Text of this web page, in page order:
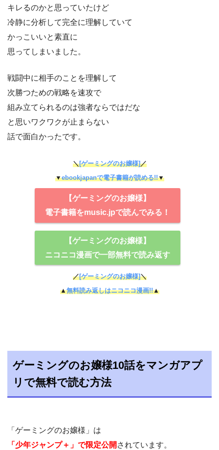
キレるのかと思っていたけど
冷静に分析して完全に理解していて
かっこいいと素直に
思ってしまいました。
戦闘中に相手のことを理解して
次勝つための戦略を速攻で
組み立てられるのは強者ならではだな
と思いワクワクが止まらない
話で面白かったです。
＼[ゲーミングのお嬢様]／
▼ebookjapanで電子書籍が読める!!▼
【ゲーミングのお嬢様】
電子書籍をmusic.jpで読んでみる！
【ゲーミングのお嬢様】
ニコニコ漫画で一部無料で読み返す
／[ゲーミングのお嬢様]＼
▲無料読み返しはニコニコ漫画!!▲
ゲーミングのお嬢様10話をマンガアプ
リで無料で読む方法
「ゲーミングのお嬢様」は
「少年ジャンプ＋」で限定公開 されています。